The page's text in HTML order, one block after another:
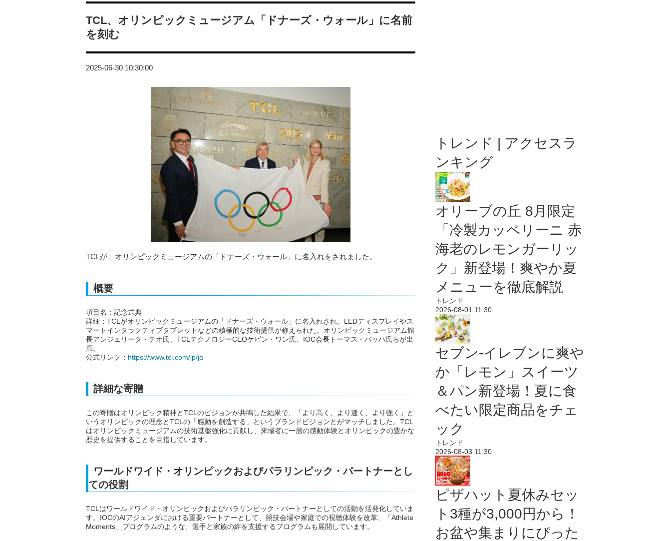
TCL、オリンピックミュージアム「ドナーズ・ウォール」に名前
を刻む
2025-06-30 10:30:00
TCLが、オリンピックミュージアムの「ドナーズ・ウォール」に名入れをされました。
概要
項目名：記念式典
詳細：TCLがオリンピックミュージアムの「ドナーズ・ウォール」に名入れされ、LEDディスプレイやス
マートインタラクティブタブレットなどの積極的な技術提供が称えられた。オリンピックミュージアム館
長アンジェリータ・テオ氏、TCLテクノロジーCEOケビン・ワン氏、IOC会長トーマス・バッハ氏らが出
席。
公式リンク： https://www.tcl.com/jp/ja
詳細な寄贈
この寄贈はオリンピック精神とTCLのビジョンが共鳴した結果で、「より高く、より速く、より強く」と
いうオリンピックの理念とTCLの「感動を創造する」というブランドビジョンとがマッチしました。TCL
はオリンピックミュージアムの技術基盤強化に貢献し、来場者に一層の感動体験とオリンピックの豊かな
歴史を提供することを目指しています。
ワールドワイド・オリンピックおよびパラリンピック・パートナーとし
ての役割
TCLはワールドワイド・オリンピックおよびパラリンピック・パートナーとしての活動を活発化していま
す。IOCのAIアジェンダにおける重要パートナーとして、競技会場や家庭での視聴体験を改革、「Athlete
Moments」プログラムのような、選手と家族の絆を支援するプログラムも展開しています。
トレンド | アクセスラ
ンキング
オリーブの丘 8月限定
「冷製カッペリーニ 赤
海老のレモンガーリッ
ク」新登場！爽やか夏
メニューを徹底解説
トレンド
2026-08-01 11:30
セブン‐イレブンに爽や
か「レモン」スイーツ
＆パン新登場！夏に食
べたい限定商品をチェ
ック
トレンド
2026-08-03 11:30
ピザハット夏休みセッ
ト3種が3,000円から！
お盆や集まりにぴった